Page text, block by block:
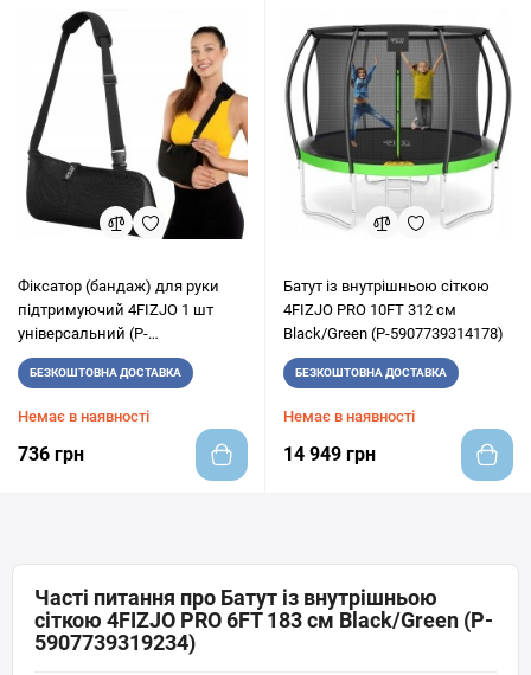
Фіксатор (бандаж) для руки
підтримуючий 4FIZJO 1 шт
універсальний (P-
5907739317513)
БЕЗКОШТОВНА ДОСТАВКА
Немає в наявності
736 грн
Батут із внутрішньою сіткою
4FIZJO PRO 10FT 312 см
Black/Green (P-5907739314178)
БЕЗКОШТОВНА ДОСТАВКА
Немає в наявності
14 949 грн
Часті питання про Батут із внутрішньою
сіткою 4FIZJO PRO 6FT 183 см Black/Green (P-
5907739319234)